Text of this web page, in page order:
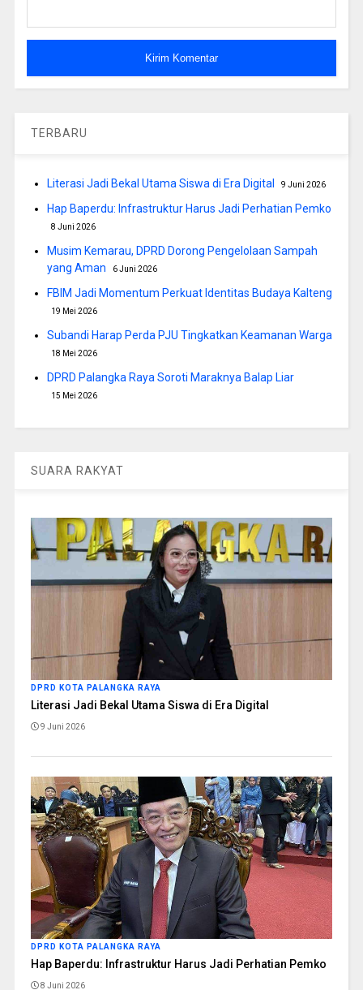
TERBARU
Literasi Jadi Bekal Utama Siswa di Era Digital 9 Juni 2026
Hap Baperdu: Infrastruktur Harus Jadi Perhatian Pemko
8 Juni 2026
Musim Kemarau, DPRD Dorong Pengelolaan Sampah
yang Aman
6 Juni 2026
FBIM Jadi Momentum Perkuat Identitas Budaya Kalteng
19 Mei 2026
Subandi Harap Perda PJU Tingkatkan Keamanan Warga
18 Mei 2026
DPRD Palangka Raya Soroti Maraknya Balap Liar
15 Mei 2026
SUARA RAKYAT
DPRD KOTA PALANGKA RAYA
Literasi Jadi Bekal Utama Siswa di Era Digital
9 Juni 2026
DPRD KOTA PALANGKA RAYA
Hap Baperdu: Infrastruktur Harus Jadi Perhatian Pemko
8 Juni 2026